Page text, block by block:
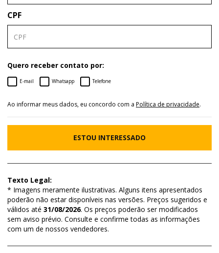
CPF
Quero receber contato por:
E-mail Whatsapp Telefone
Ao informar meus dados, eu concordo com a Política de privacidade.
ESTOU INTERESSADO
Texto Legal:
* Imagens meramente ilustrativas. Alguns itens apresentados
poderão não estar disponíveis nas versões. Preços sugeridos e
válidos até 31/08/2026. Os preços poderão ser modificados
sem aviso prévio. Consulte e confirme todas as informações
com um de nossos vendedores.